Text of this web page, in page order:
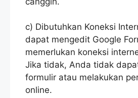
c) Dibutuhkan Koneksi
dapat mengedit Google
memerlukan koneksi
Jika tidak, Anda tidak
formulir atau melakukan
online.